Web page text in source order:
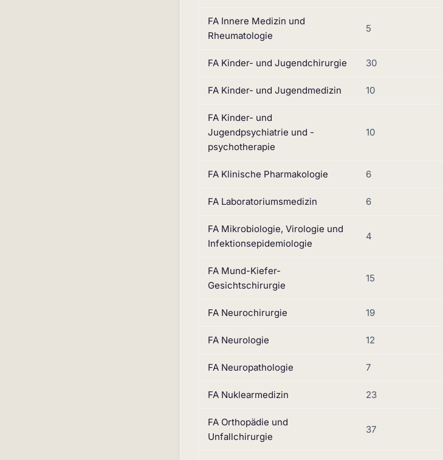
FA Innere Medizin und
Rheumatologie
5
FA Kinder- und Jugendchirurgie 30
FA Kinder- und Jugendmedizin 10
FA Kinder- und
Jugendpsychiatrie und -
psychotherapie
10
FA Klinische Pharmakologie 6
FA Laboratoriumsmedizin 6
FA Mikrobiologie, Virologie und
Infektionsepidemiologie
4
FA Mund-Kiefer-
Gesichtschirurgie
15
FA Neurochirurgie 19
FA Neurologie 12
FA Neuropathologie 7
FA Nuklearmedizin 23
FA Orthopädie und
Unfallchirurgie
37